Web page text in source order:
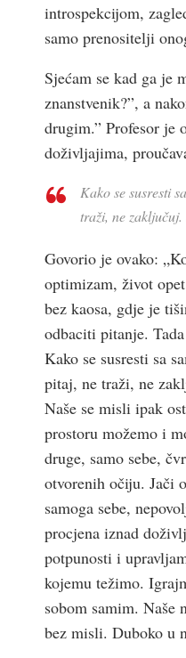
introspekcijom,
samo prenositelji
Sjećam se kad ga je
znanstvenik?”, a
drugim.” Profesor je
doživljajima,
Kako se susresti
traži, ne
Govorio je ovako:
optimizam, život
bez kaosa, gdje je
odbaciti pitanje.
Kako se susresti sa
pitaj, ne traži, ne
Naše se misli ipak
prostoru možemo i
druge, samo sebe,
otvorenih očiju. Jači
samoga sebe,
procjena iznad
potpunosti i
kojemu težimo.
sobom samim. Naše
bez misli. Duboko u